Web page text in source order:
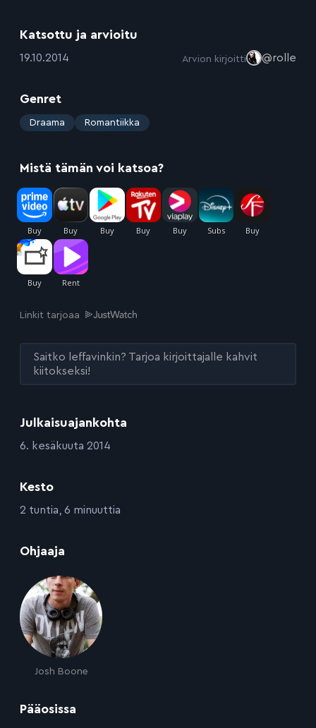
Julkaisuajankohta
:6. kesäkuuta 2014
Kesto
:2 tuntia, 6 minuuttia
Ohjaaja
Josh Boone
Pääosissa
Katsottu ja arvioitu
:19.10.2014 Arvion kirjoitti @rolle
Genret
: Draama Romantiikka
Mistä tämän voi katsoa?
Linkit tarjoaa
Saitko leffavinkin? Tarjoa kirjoittajalle kahvit
kiitokseksi!